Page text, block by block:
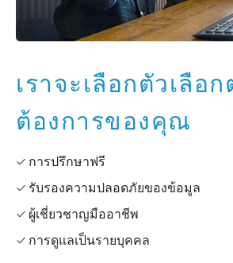
เราจะเลือกตัวเลือ
ต้องการของคุณ
✓ การปรึกษาฟรี
✓ รับรองความปลอดภัยของข้อมูล
✓ ผู้เชี่ยวชาญมืออาชีพ
✓ การดูแลเป็นรายบุคคล